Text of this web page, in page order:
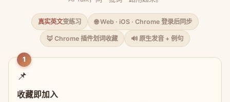
真实英文变练习 🌐 Web · iOS · Chrome 登录后同步
🦊 Chrome 插件划词收藏 🔊 原生发音 + 例句
1
📌
收藏即加入